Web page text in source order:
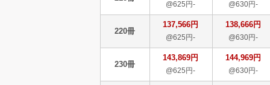
@625円- @630円-
220冊
137,566円
@625円-
138,666円
@630円-
230冊
143,869円
@625円-
144,969円
@630円-